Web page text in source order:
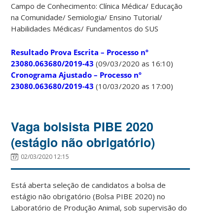
Campo de Conhecimento: Clínica Médica/ Educação
na Comunidade/ Semiologia/ Ensino Tutorial/
Habilidades Médicas/ Fundamentos do SUS
Resultado Prova Escrita – Processo nº
23080.063680/2019-43 (09/03/2020 as 16:10)
Cronograma Ajustado – Processo nº
23080.063680/2019-43 (10/03/2020 as 17:00)
Vaga bolsista PIBE 2020
(estágio não obrigatório)
02/03/2020 12:15
Está aberta seleção de candidatos a bolsa de
estágio não obrigatório (Bolsa PIBE 2020) no
Laboratório de Produção Animal, sob supervisão do